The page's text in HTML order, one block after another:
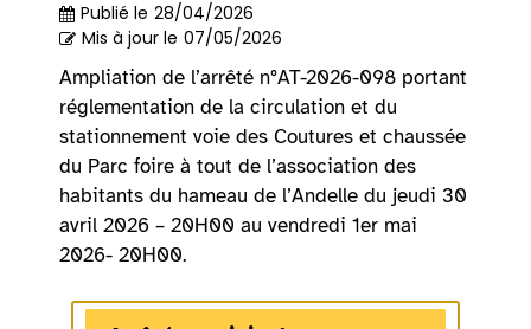
Publié le 28/04/2026
Mis à jour le 07/05/2026
Ampliation de l’arrêté n°AT-2026-098 portant
réglementation de la circulation et du
stationnement voie des Coutures et chaussée
du Parc foire à tout de l’association des
habitants du hameau de l’Andelle du jeudi 30
avril 2026 – 20H00 au vendredi 1er mai
2026- 20H00.